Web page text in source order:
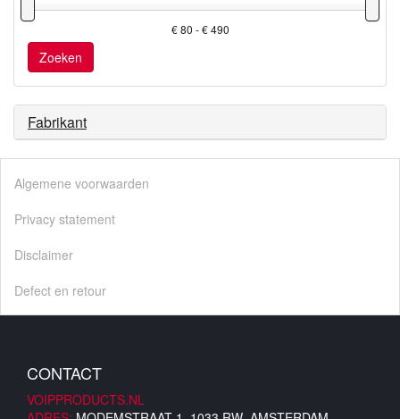
€ 80 - € 490
Zoeken
Fabrikant
Algemene voorwaarden
Privacy statement
Disclaimer
Defect en retour
CONTACT
VOIPPRODUCTS.NL